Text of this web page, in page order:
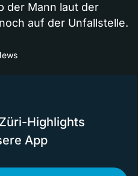
der Mann laut der
auf der Unfallstelle.
Highlights
App